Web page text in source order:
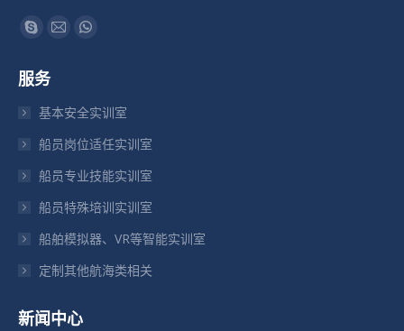
找到我们：
Skype
在
新
口
中
打
Mail
新
口
中
打
Whatsapp
新
口
中
打
服务
基本安全实训室
船员岗位适任实训室
船员专业技能实训室
船员特殊培训实训室
船舶模拟器、VR等智能实训室
定制其他航海类相关
新闻中心